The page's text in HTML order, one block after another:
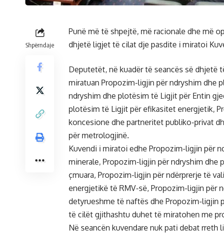
Shpërndaje
Punë më të shpejtë, më racionale dhe më
dhjetë ligjet të cilat dje pasdite i miratoi
Deputetët, në kuadër të seancës së dhjetë
miratuan Propozim-ligjin për ndryshim dhe
ndryshim dhe plotësim të Ligjit për Entin
plotësim të Ligjit për efikasitet energjetik,
koncesione dhe partneritet publiko-privat
për metrologjinë.
Kuvendi i miratoi edhe Propozim-ligjin për
minerale, Propozim-ligjin për ndryshim
çmuara, Propozim-ligjin për ndërprerje të
energjetikë të RMV-së, Propozim-ligjin për
detyrueshme të naftës dhe Propozim-ligjin
të cilët gjithashtu duhet të miratohen me
Në seancën kuvendare nuk pati debat rreth